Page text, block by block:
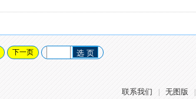
下一页 选 页
联系我们 无图版